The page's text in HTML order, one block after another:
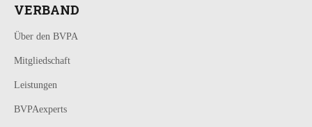
VERBAND
Über den BVPA
Mitgliedschaft
Leistungen
BVPAexperts